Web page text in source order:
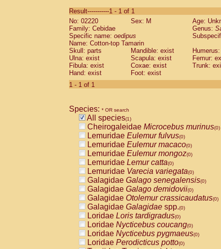
CebidaeSaguinus labiatus(0)
Cebidae Saguinus leucopus (0)
Cebidae
CebidaeSaguinus mystax
Cebidae Saguinus nigricollis (0)
Cebidae Saguinus oedipus
Cebidae Saguinus weddelli
Cebidae Saguinusspp.
Cebidae
CebidaeCebus capucinus
CebidaeCebus nigrivittatus
CebidaeCebus spp.(0)
CebidaeSaimiri boliviensis(0)
CebidaeSaimiri sciureus(0)
AtelidaeAlouatta caraya(0)
AtelidaeAlouatta fusca(0)
AtelidaeAlouatta seniculus(0)
AtelidaeAlouattaspp.(0)
AtelidaeAteles belzebuth(0)
AtelidaeAteles geoffroyi(0)
AtelidaeAteles paniscus(0)
AtelidaeAtelesspp.(0)
AtelidaeLagothrix lagothricha(0)
AtelidaeLagothrix lagothricha cana
PitheciidaeCacajao calvus
Result-----------1 - 1 of 1
No: 02220
Sex: M
Age:
Family: Cebidae
Genus:
Specific name: oedipus
Name: Cotton-top Tamarin
Skull: parts
Mandible: exist
Ulna: exist
Scapula: exist
Femur:
Fibula: exist
Coxae: exist
Trunk:
Hand: exist
Foot: exist
1 - 1 of 1
Species: * OR search
All species(1)
Cheirogaleidae Microcebus murinus(0)
Lemuridae Eulemur fulvus(0)
Lemuridae Eulemur macaco(0)
Lemuridae Eulemur mongoz(0)
Lemuridae Lemur catta(0)
Lemuridae Varecia variegata(0)
Galagidae Galago senegalensis(0)
Galagidae Galago demidovii(0)
Galagidae Otolemur crassicaudatus(0)
Galagidae Galagidae spp.(0)
Loridae Loris tardigradus(0)
Loridae Nycticebus coucang(0)
Loridae Nycticebus pygmaeus(0)
Loridae Perodicticus potto(0)